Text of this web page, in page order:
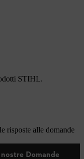
STIHL.
risposte alle domande
Domande